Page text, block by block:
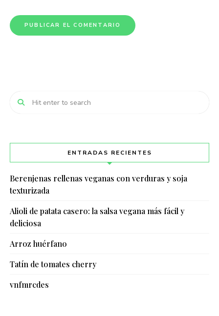
ENTRADAS RECIENTES
Berenjenas rellenas veganas con verduras y soja
texturizada
Alioli de patata casero: la salsa vegana más fácil y
deliciosa
Arroz huérfano
Tatín de tomates cherry
vnfmrcdes